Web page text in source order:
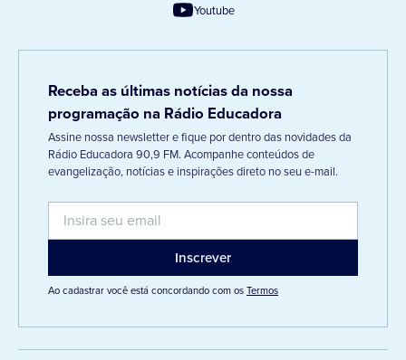
Youtube
Receba as últimas notícias da nossa
programação na Rádio Educadora
Assine nossa newsletter e fique por dentro das novidades da
Rádio Educadora 90,9 FM. Acompanhe conteúdos de
evangelização, notícias e inspirações direto no seu e-mail.
Ao cadastrar você está concordando com osTermos